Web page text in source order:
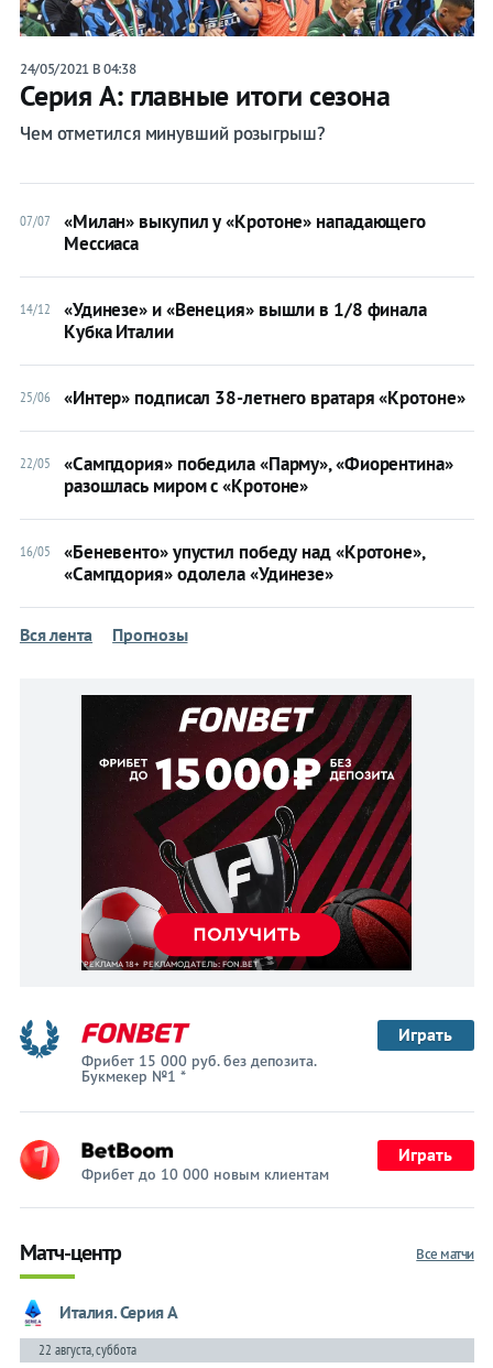
Фрибет 15 000 руб. без депозита.
Букмекер №1 *
Играть
Фрибет до 10 000 новым клиентам
Играть
Все матчи
Матч-центр
Италия. Серия А
22 августа, суббота
24/05/2021 В 04:38
Серия А: главные итоги сезона
Чем отметился минувший розыгрыш?
07/07
«Милан» выкупил у «Кротоне» нападающего
Мессиаса
14/12
«Удинезе» и «Венеция» вышли в 1/8 финала
Кубка Италии
25/06 «Интер» подписал 38-летнего вратаря «Кротоне»
22/05
«Сампдория» победила «Парму», «Фиорентина»
разошлась миром с «Кротоне»
16/05
«Беневенто» упустил победу над «Кротоне»,
«Сампдория» одолела «Удинезе»
Вся лента Прогнозы
Календарь/
таблица
Прогнозы
Трансферы
Футбол Италии
Серия A
Кубок Италии
Суперкубок Италии
Аталанта
Брешия
Дженоа
Сампдория
Торино
Удинезе
Ювентус